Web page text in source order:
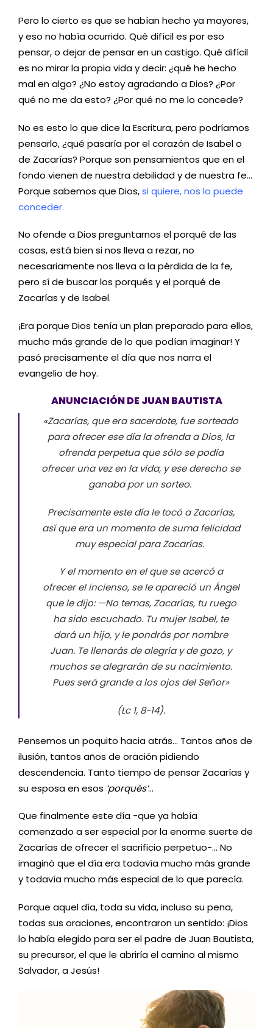
Pero lo cierto es que se habían hecho ya mayores,
y eso no había ocurrido. Qué difícil es por eso
pensar, o dejar de pensar en un castigo. Qué difícil
es no mirar la propia vida y decir: ¿qué he hecho
mal en algo? ¿No estoy agradando a Dios? ¿Por
qué no me da esto? ¿Por qué no me lo concede?
No es esto lo que dice la Escritura, pero podríamos
pensarlo, ¿qué pasaría por el corazón de Isabel o
de Zacarías? Porque son pensamientos que en el
fondo vienen de nuestra debilidad y de nuestra fe…
Porque sabemos que Dios,si quiere, nos lo puede
conceder.
No ofende a Dios preguntarnos el porqué de las
cosas, está bien si nos lleva a rezar, no
necesariamente nos lleva a la pérdida de la fe,
pero sí de buscar los porqués y el porqué de
Zacarías y de Isabel.
¡Era porque Dios tenía un plan preparado para ellos,
mucho más grande de lo que podían imaginar! Y
pasó precisamente el día que nos narra el
evangelio de hoy.
ANUNCIACIÓN DE JUAN BAUTISTA
«Zacarías, que era sacerdote, fue sorteado
para ofrecer ese día la ofrenda a Dios, la
ofrenda perpetua que sólo se podía
ofrecer una vez en la vida, y ese derecho se
ganaba por un sorteo.
Precisamente este día le tocó a Zacarías,
así que era un momento de suma felicidad
muy especial para Zacarías.
Y el momento en el que se acercó a
ofrecer el incienso, se le apareció un Ángel
que le dijo: —No temas, Zacarías, tu ruego
ha sido escuchado. Tu mujer Isabel, te
dará un hijo, y le pondrás por nombre
Juan. Te llenarás de alegría y de gozo, y
muchos se alegrarán de su nacimiento.
Pues será grande a los ojos del Señor»
(Lc 1, 8-14).
Pensemos un poquito hacia atrás… Tantos años de
ilusión, tantos años de oración pidiendo
descendencia. Tanto tiempo de pensar Zacarías y
su esposa en esos ‘porqués’…
Que finalmente este día -que ya había
comenzado a ser especial por la enorme suerte de
Zacarías de ofrecer el sacrificio perpetuo-… No
imaginó que el día era todavía mucho más grande
y todavía mucho más especial de lo que parecía.
Porque aquel día, toda su vida, incluso su pena,
todas sus oraciones, encontraron un sentido: ¡Dios
lo había elegido para ser el padre de Juan Bautista,
su precursor, el que le abriría el camino al mismo
Salvador, a Jesús!